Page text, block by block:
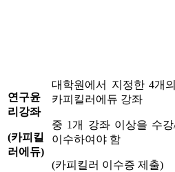
연구윤
리강좌
(카피킬
러에듀)
대학원에서 지정한 4개의
카피킬러에듀 강좌
중 1개 강좌 이상을 수강
이수하여야 함
(카피킬러 이수증 제출)